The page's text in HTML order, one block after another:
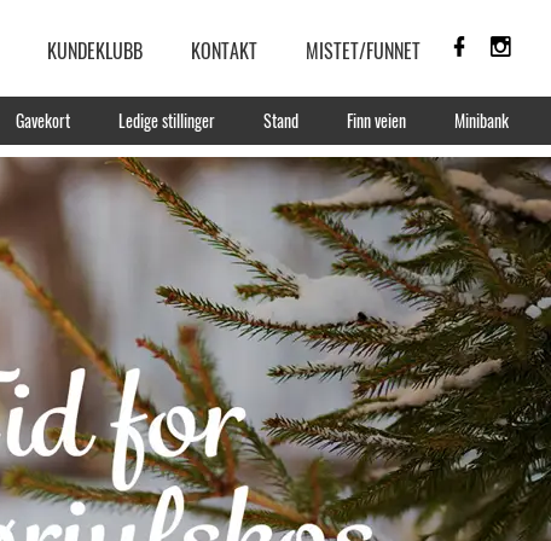
KUNDEKLUBB KONTAKT MISTET/FUNNET
Gavekort Ledige stillinger Stand Finn veien Minibank